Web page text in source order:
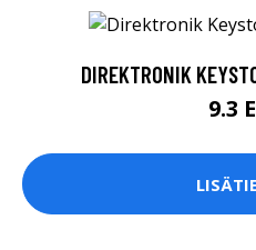
DIREKTRONIK
9.3